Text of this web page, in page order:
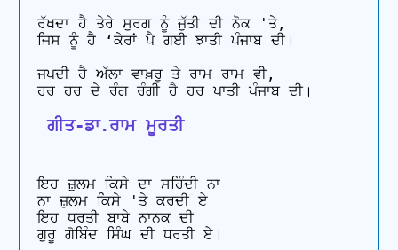
ਰੱਖਦਾ ਹੈ ਤੇਰੇ ਸੁਰਗ ਨੂੰ ਜੁੱਤੀ ਦੀ ਨੋਕ 'ਤੇ,
ਜਿਸ ਨੂੰ ਹੈ ‘ਕੇਰਾਂ ਪੈ ਗਈ ਝਾਤੀ ਪੰਜਾਬ ਦੀ।
ਜਪਦੀ ਹੈ ਅੱਲਾ ਵਾਖ਼ਰੂ ਤੇ ਰਾਮ ਰਾਮ ਵੀ,
ਗੀਤ-ਡਾ.ਰਾਮ ਮੂਰਤੀ
ਇਹ ਜ਼ੁਲਮ ਕਿਸੇ ਦਾ ਸਹਿੰਦੀ ਨਾ
ਨਾ ਜ਼ੁਲਮ ਕਿਸੇ 'ਤੇ ਕਰਦੀ ਏ
ਇਹ ਧਰਤੀ ਬਾਬੇ ਨਾਨਕ ਦੀ
ਗੁਰੂ ਗੋਬਿੰਦ ਸਿੰਘ ਦੀ ਧਰਤੀ ਏ।